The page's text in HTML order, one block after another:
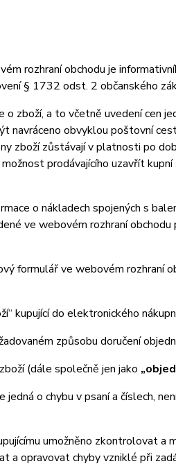
rozhraní obchodu je
§ 1732 odst. 2 občanského
zboží, a to včetně uvedení cen
obvyklou poštovní
zboží zůstávají v platnosti po
prodávajícího uzavřít
o nákladech spojených s
ve webovém rozhraní
formulář ve webovém rozhraní
kupující do elektronického
způsobu doručení
(dále společně jen jako
o chybu v psaní a číslech,
umožněno zkontrolovat a
a opravovat chyby vzniklé při